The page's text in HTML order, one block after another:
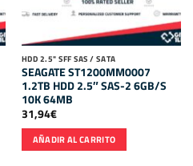
HDD 2.5" SFF SAS / SATA
SEAGATE ST1200MM0007
1.2TB HDD 2.5″ SAS-2 6GB/S
10K 64MB
31,94€
AÑADIR AL CARRITO